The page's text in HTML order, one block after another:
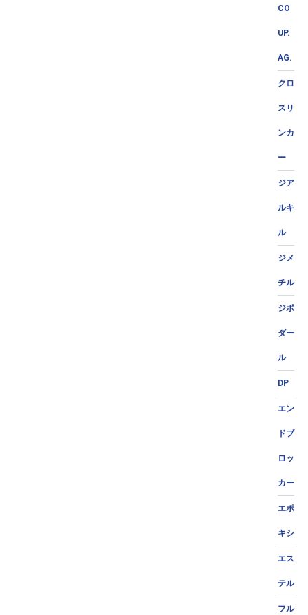
CO
UP.
AG.
クロ
スリ
ンカ
ー
ジア
ルキ
ル
ジメ
チル
ジポ
ダー
ル
DP
エン
ドブ
ロッ
カー
エポ
キシ
エス
テル
フル